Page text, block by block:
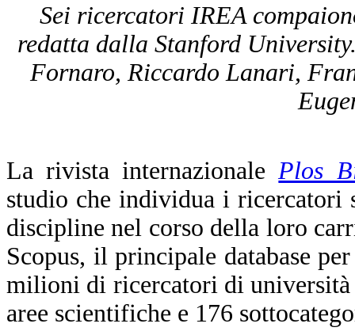
Sei ricercatori IREA
redatta dalla Stanford
Fornaro, Riccardo Lanari,
La rivista internazionale Plos
studio che individua i
discipline nel corso della loro
Scopus, il principale database
milioni di ricercatori di
aree scientifiche e 176